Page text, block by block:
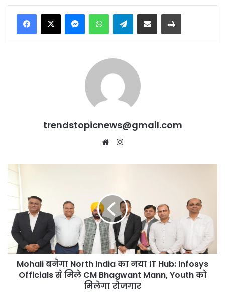
MessengerWhatsAppTelegramShare via Email Print
trendstopicnews@gmail.com
Website
Mohali
India
का
नया
IT
Hub:
Infosys
Officials
Mohali बनेगा North India का नया IT Hub: Infosys
Officials से मिले CM Bhagwant Mann, Youth को
मिलेगा रोजगार